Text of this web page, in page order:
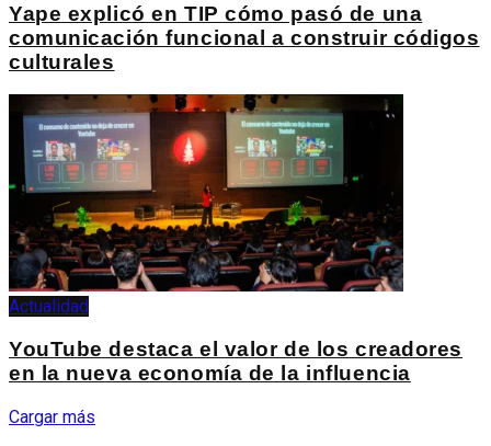
Yape explicó en TIP cómo pasó de una
comunicación funcional a construir códigos
culturales
Actualidad
YouTube destaca el valor de los creadores
en la nueva economía de la influencia
Cargar más